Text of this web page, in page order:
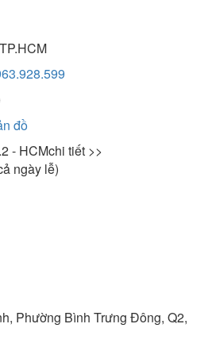
đồ
- HCMchi tiết >>
ngày lễ)
Phường Bình Trưng Đông, Q2,